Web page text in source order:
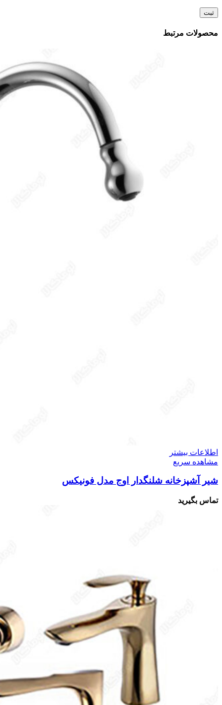
محصولات مرتبط
اطلاعات بیشتر
مشاهده سریع
شیر آشپزخانه شلنگدار اوج مدل فونیکس
تماس بگیرید